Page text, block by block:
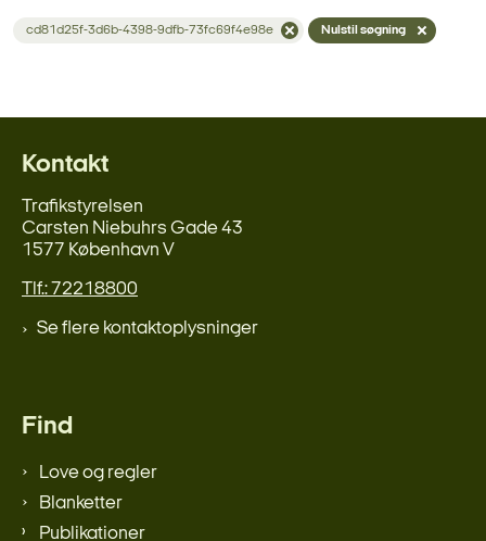
cd81d25f-3d6b-4398-9dfb-73fc69f4e98e Nulstil søgning
Kontakt
Trafikstyrelsen
Carsten Niebuhrs Gade 43
1577 København V
Tlf.: 72218800
Se flere kontaktoplysninger
Find
Love og regler
Blanketter
Publikationer